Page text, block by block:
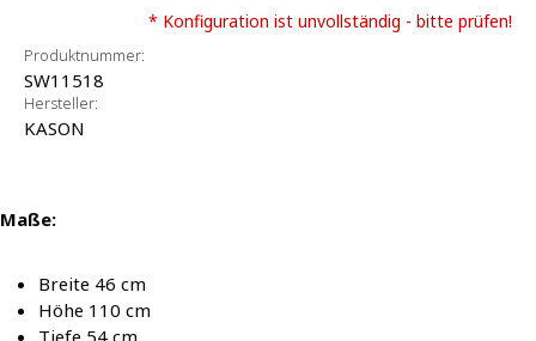
* Konfiguration ist unvollständig - bitte prüfen!
Produktnummer:
SW11518
Hersteller:
KASON
Maße:
Breite 46 cm
Höhe 110 cm
Tiefe 54 cm